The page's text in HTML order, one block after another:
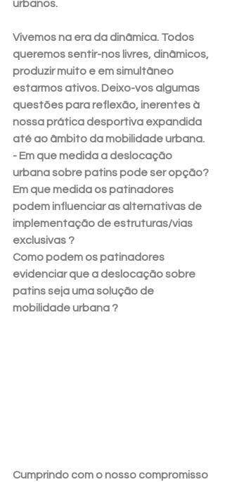
urbanos.
Vivemos na era da dinâmica. Todos
queremos sentir-nos livres, dinâmicos,
produzir muito e em simultâneo
estarmos ativos. Deixo-vos algumas
questões para reflexão, inerentes à
nossa prática desportiva expandida
até ao âmbito da mobilidade urbana.
- Em que medida a deslocação
urbana sobre patins pode ser opção?
Em que medida os patinadores
podem influenciar as alternativas de
implementação de estruturas/vias
exclusivas ?
Como podem os patinadores
evidenciar que a deslocação sobre
patins seja uma solução de
mobilidade urbana ?
Cumprindo com o nosso compromisso